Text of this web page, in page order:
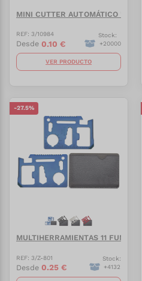
MINI CUTTER AUTOMÁTICO
REF: 3/10984
Desde 0.10 €
Stock:
+20000
VER PRODUCTO
-27.5%
MULTIHERRAMIENTAS 11
REF: 3/Z-801
Desde 0.25 €
Stock:
+4132